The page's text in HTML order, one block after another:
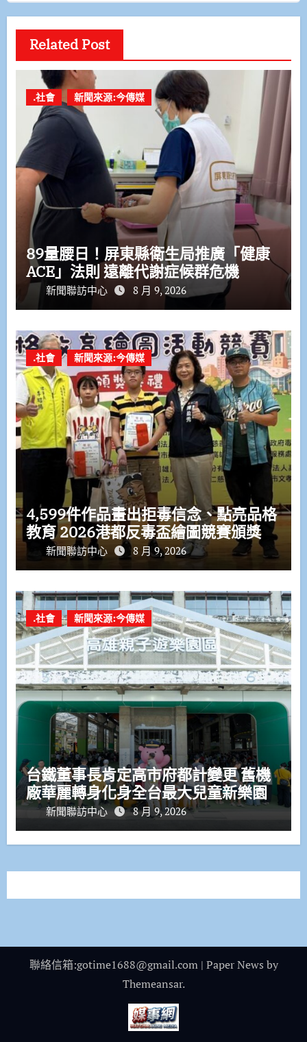
Related Post
.社會 新聞來源:今傳媒
89量腰日！屏東縣衛生局推廣「健康
ACE」法則 遠離代謝症候群危機
新聞聯訪中心 8 月 9, 2026
.社會 新聞來源:今傳媒
4,599件作品畫出拒毒信念、點亮品格
教育 2026港都反毒盃繪圖競賽頒獎
新聞聯訪中心 8 月 9, 2026
.社會 新聞來源:今傳媒
台鐵董事長肯定高市府都計變更 舊機
廠華麗轉身化身全台最大兒童新樂園
新聞聯訪中心 8 月 9, 2026
聯絡信箱:gotime1688@gmail.com | Paper News by
Themeansar.